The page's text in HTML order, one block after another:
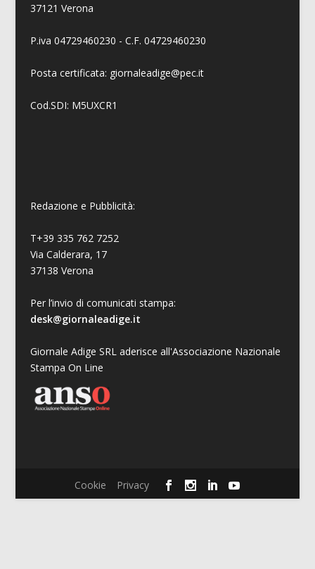
37121 Verona
P.iva 04729460230 - C.F. 04729460230
Posta certificata: giornaleadige@pec.it
Cod.SDI: M5UXCR1
Redazione e Pubblicità:
T+39 335 762 7252
Via Calderara, 17
37138 Verona
Per l’invio di comunicati stampa:
desk@giornaleadige.it
Giornale Adige SRL aderisce all'Associazione Nazionale
Stampa On Line
Cookie Privacy